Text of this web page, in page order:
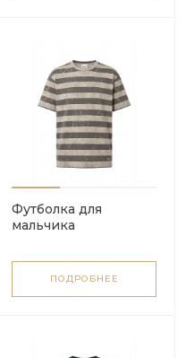
Футболка для
мальчика
ПОДРОБНЕЕ